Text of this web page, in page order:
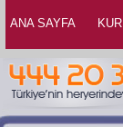
ANA SAYFA